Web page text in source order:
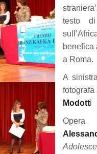
testo di
benefica
a Roma.
A
Modotti
Opera